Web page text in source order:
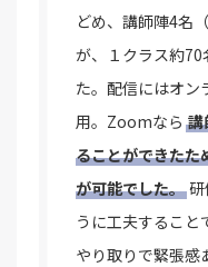
どめ、講師陣4名
が、１クラス約70
た。配信にはオ
用。Zoomなら 講
ることができたた
が可能でした。
うに工夫すること
やり取りで緊張感